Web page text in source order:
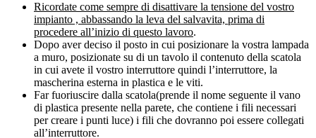
Ricordate come sempre di disattivare la tensione del vostro
impianto , abbassando la leva del salvavita, prima di
procedere all’inizio di questo lavoro.
Dopo aver deciso il posto in cui posizionare la vostra lampada
a muro, posizionate su di un tavolo il contenuto della scatola
in cui avete il vostro interruttore quindi l’interruttore, la
mascherina esterna in plastica e le viti.
Far fuoriuscire dalla scatola(prende il nome seguente il vano
di plastica presente nella parete, che contiene i fili necessari
per creare i punti luce) i fili che dovranno poi essere collegati
all’interruttore.